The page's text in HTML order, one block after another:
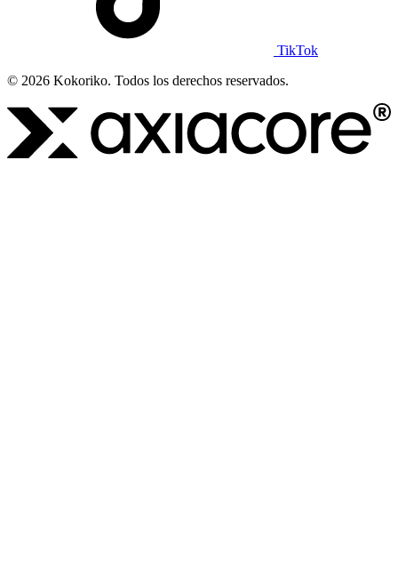
TikTok
© 2026 Kokoriko. Todos los derechos reservados.